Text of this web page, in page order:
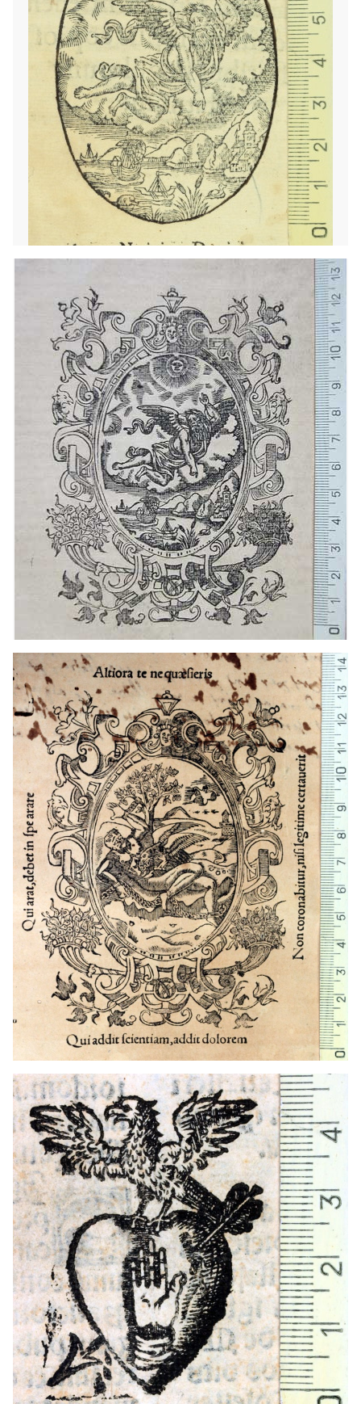
1568 - 1572 Barcelona (Cataluña)
1568 - 1572 Barcelona (Cataluña)
1552 - 1564 Barcelona (Cataluña)
1552 - 1564 Barcelona (Cataluña)